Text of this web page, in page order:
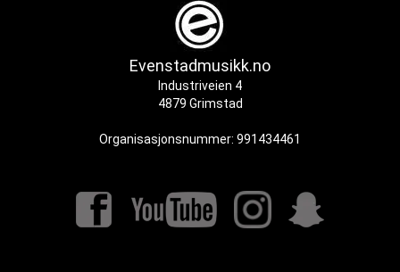
Evenstadmusikk.no
Industriveien 4
4879 Grimstad
Organisasjonsnummer: 991434461